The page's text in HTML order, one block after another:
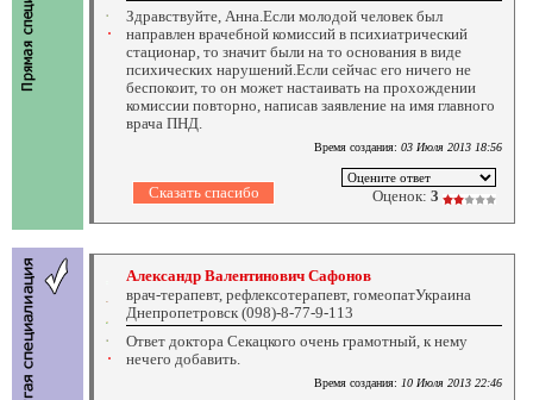
Здравствуйте, Анна.Если молодой человек был
направлен врачебной комиссий в психиатрический
стационар, то значит были на то основания в виде
психических нарушений.Если сейчас его ничего не
беспокоит, то он может настаивать на прохождении
комиссии повторно, написав заявление на имя главного
врача ПНД.
Время создания: 03 Июля 2013 18:56
Оценок: 3
Александр Валентинович Сафонов
врач-терапевт, рефлексотерапевт, гомеопатУкраина
Днепропетровск (098)-8-77-9-113
Ответ доктора Секацкого очень грамотный, к нему
нечего добавить.
Время создания: 10 Июля 2013 22:46